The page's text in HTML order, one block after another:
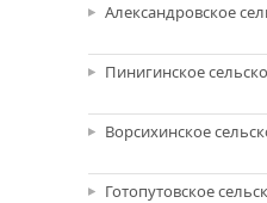
Александровское
Пинигинское
Ворсихинское
Готопутовское